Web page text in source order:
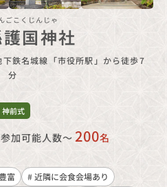
ごこくじんじゃ
国神社
下鉄名城線「市役所駅」から徒歩7
分
神前式
参加可能人数〜 200名
富
# 近隣に会食会場あり